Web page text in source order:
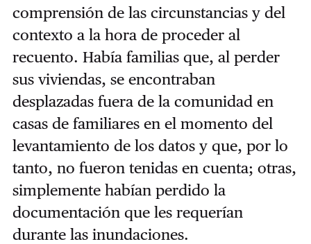
comprensión de las circunstancias y del
contexto a la hora de proceder al
recuento. Había familias que, al perder
sus viviendas, se encontraban
desplazadas fuera de la comunidad en
casas de familiares en el momento del
levantamiento de los datos y que, por lo
tanto, no fueron tenidas en cuenta; otras,
simplemente habían perdido la
documentación que les requerían
durante las inundaciones.